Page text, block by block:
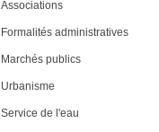
Associations
Formalités administratives
Marchés publics
Urbanisme
Service de l'eau